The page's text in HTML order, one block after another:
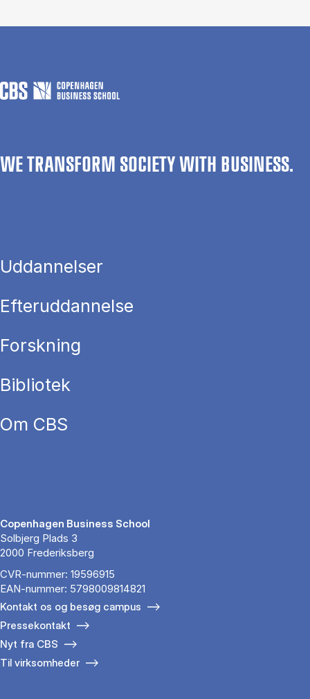
WE TRANSFORM SOCIETY WITH BUSINESS.
Uddannelser
Efteruddannelse
Forskning
Bibliotek
Om CBS
Copenhagen Business School
Solbjerg Plads 3
2000 Frederiksberg
CVR-nummer: 19596915
EAN-nummer: 5798009814821
Kontakt os og besøg campus
Pressekontakt
Nyt fra CBS
Til virksomheder